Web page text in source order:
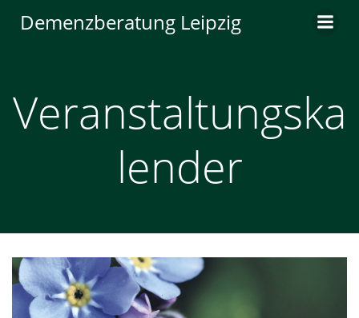
Inhalt
Demenzberatung Leipzig
Veranstaltungska
lender